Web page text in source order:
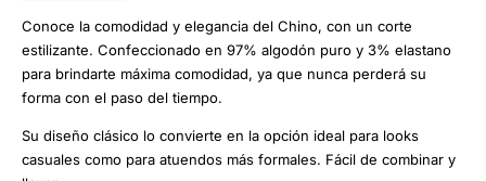
Conoce la comodidad y elegancia del Chino, con un corte
estilizante. Confeccionado en 97% algodón puro y 3% elastano
para brindarte máxima comodidad, ya que nunca perderá su
forma con el paso del tiempo.
Su diseño clásico lo convierte en la opción ideal para looks
casuales como para atuendos más formales. Fácil de combinar y